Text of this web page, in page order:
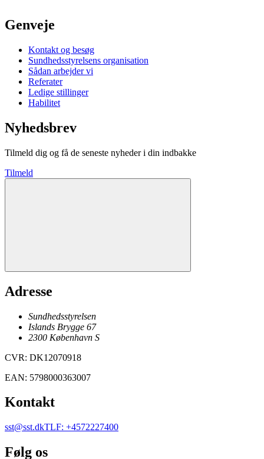
Genveje
Kontakt og besøg
Sundhedsstyrelsens organisation
Sådan arbejder vi
Referater
Ledige stillinger
Habilitet
Nyhedsbrev
Tilmeld dig og få de seneste nyheder i din indbakke
Tilmeld
Adresse
Sundhedsstyrelsen
Islands Brygge 67
2300 København S
CVR: DK12070918
EAN: 5798000363007
Kontakt
sst@sst.dkTLF: +4572227400
Følg os